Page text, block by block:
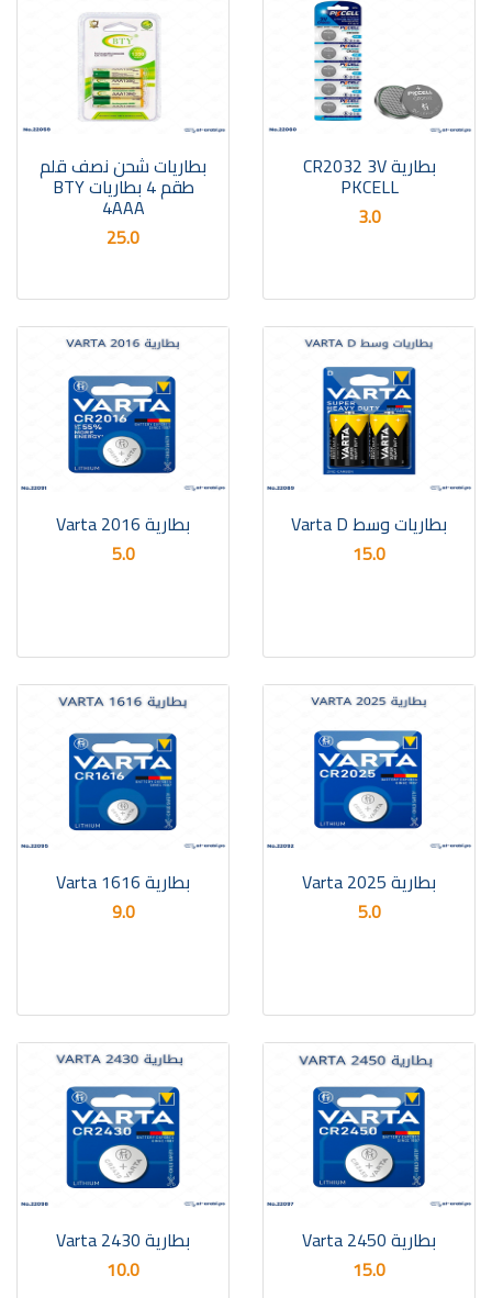
بطارية CR2032 3V
PKCELL
3.0
بطاريات شحن نصف قلم
طقم 4 بطاريات BTY
4AAA
25.0
بطاريات وسط Varta D
15.0
بطارية Varta 2016
5.0
بطارية Varta 2025
5.0
بطارية Varta 1616
9.0
بطارية Varta 2450
15.0
بطارية Varta 2430
10.0